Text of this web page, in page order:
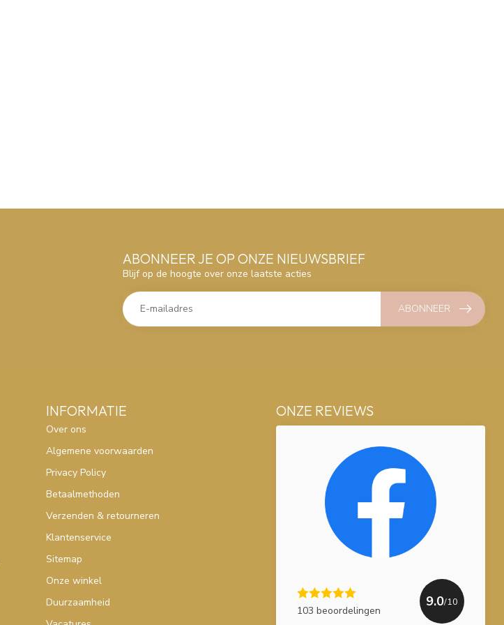
ABONNEER JE OP ONZE NIEUWSBRIEF
Blijf op de hoogte over onze laatste acties
ABONNEER
INFORMATIE
Over ons
Algemene voorwaarden
Privacy Policy
Betaalmethoden
Verzenden & retourneren
Klantenservice
Sitemap
Onze winkel
Duurzaamheid
ONZE REVIEWS
103 beoordelingen
9.0/10